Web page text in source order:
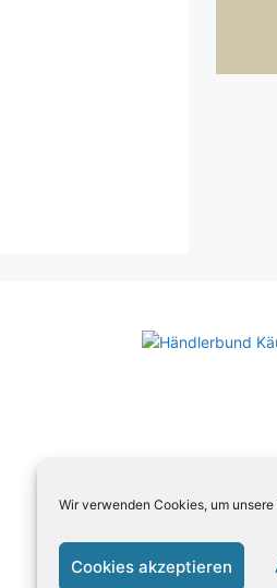
Wir verwenden Cookies, um
Cookies akzeptieren